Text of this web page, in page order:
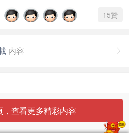
15贊

内容
查看更多精彩内容